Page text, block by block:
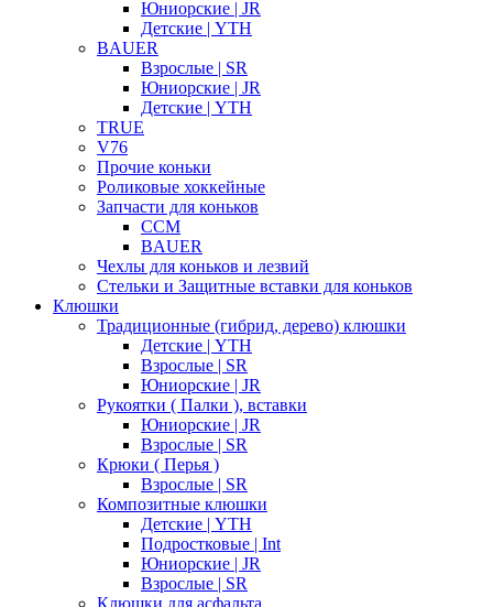
Юниорские | JR
Детские | YTH
BAUER
Взрослые | SR
Юниорские | JR
Детские | YTH
TRUE
V76
Прочие коньки
Роликовые хоккейные
Запчасти для коньков
CCM
BAUER
Чехлы для коньков и лезвий
Стельки и Защитные вставки для коньков
Клюшки
Традиционные (гибрид, дерево) клюшки
Детские | YTH
Взрослые | SR
Юниорские | JR
Рукоятки ( Палки ), вставки
Юниорские | JR
Взрослые | SR
Крюки ( Перья )
Взрослые | SR
Композитные клюшки
Детские | YTH
Подростковые | Int
Юниорские | JR
Взрослые | SR
Клюшки для асфальта